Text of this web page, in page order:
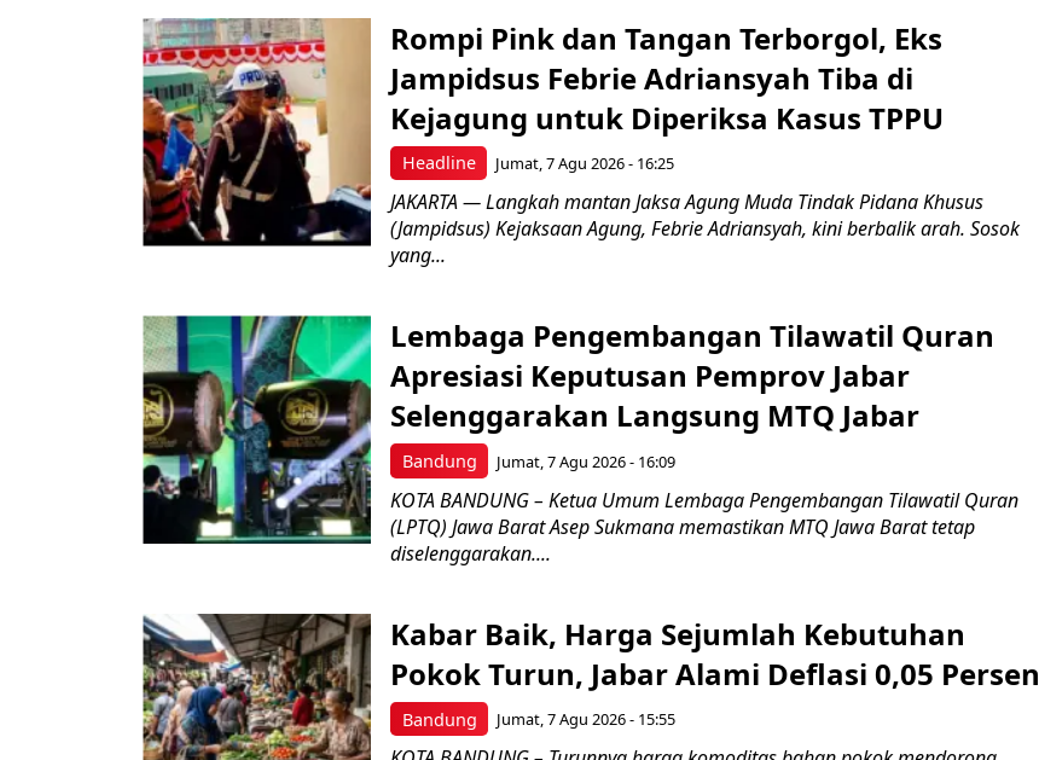
Headline
Rompi Pink dan Tangan Terborgol, Eks
Jampidsus Febrie Adriansyah Tiba di
Kejagung untuk Diperiksa Kasus TPPU
Jumat, 7 Agu 2026 - 16:25
JAKARTA — Langkah mantan Jaksa Agung Muda Tindak Pidana Khusus
(Jampidsus) Kejaksaan Agung, Febrie Adriansyah, kini berbalik arah. Sosok
yang...
Bandung
Lembaga Pengembangan Tilawatil Quran
Apresiasi Keputusan Pemprov Jabar
Selenggarakan Langsung MTQ Jabar
Jumat, 7 Agu 2026 - 16:09
KOTA BANDUNG – Ketua Umum Lembaga Pengembangan Tilawatil Quran
(LPTQ) Jawa Barat Asep Sukmana memastikan MTQ Jawa Barat tetap
diselenggarakan....
Bandung
Kabar Baik, Harga Sejumlah Kebutuhan
Pokok Turun, Jabar Alami Deflasi 0,05 Persen
Jumat, 7 Agu 2026 - 15:55